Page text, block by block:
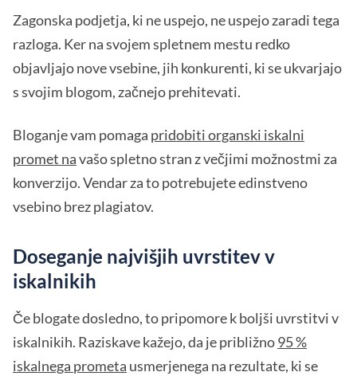
Zagonska podjetja, ki ne uspejo, ne uspejo zaradi tega
razloga. Ker na svojem spletnem mestu redko
objavljajo nove vsebine, jih konkurenti, ki se ukvarjajo
s svojim blogom, začnejo prehitevati.
Bloganje vam pomaga pridobiti organski iskalni
promet navašo spletno stran z večjimi možnostmi za
konverzijo. Vendar za to potrebujete edinstveno
vsebino brez plagiatov.
Doseganje najvišjih uvrstitev v
iskalnikih
Če blogate dosledno, to pripomore k boljši uvrstitvi v
iskalnikih. Raziskave kažejo, da je približno95 %
iskalnega prometa usmerjenega na rezultate, ki se